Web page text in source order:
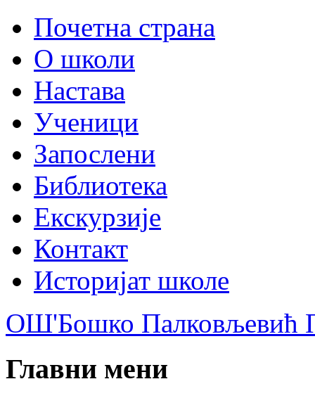
Почетна страна
О школи
Настава
Ученици
Запослени
Библиотека
Екскурзије
Контакт
Историјат школе
ОШ'Бошко Палковљевић
Главни мени